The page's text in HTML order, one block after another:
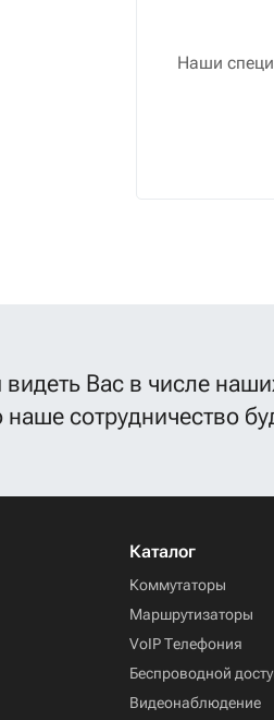
Наши
Вас в числе
наше сотрудничество
Каталог
Коммутаторы
Маршрутизаторы
VoIP Телефония
Беспроводной
Видеонаблюдение